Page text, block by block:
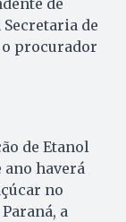
de
de
o procurador
de Etanol
ano haverá
no
a